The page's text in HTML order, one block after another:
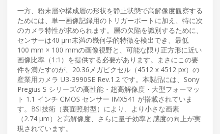
一方、粉末層や構成層の形状を静止状態で高解像度観察する
ためには、単一画像記録用のトリガーポートに加え、特に次
のカメラ特性が求められます。層の欠陥を識別するために、
センサーは40 µm未満の幾何学的特徴を検出でき、最低
100 mm × 100 mmの画像視野と、可能な限り正方形に近い
画像比率（1:1）を提供する必要があります。まさにこの要
件を満たすのが、20.36メガピクセル（4512 x 4512 px）の
産業用カメラ U3-3990SE Rev.1.2 です。本製品には、Sony
Pregius S シリーズの高性能・超高解像度・大型フォーマッ
ト 1.1 インチ CMOS センサー IMX541 が搭載されていま
す。BSI技術（裏面照射型）により、より小さな画素
（2.74 µm）と高解像度、さらに量子効率と感度の向上が実
現されています。